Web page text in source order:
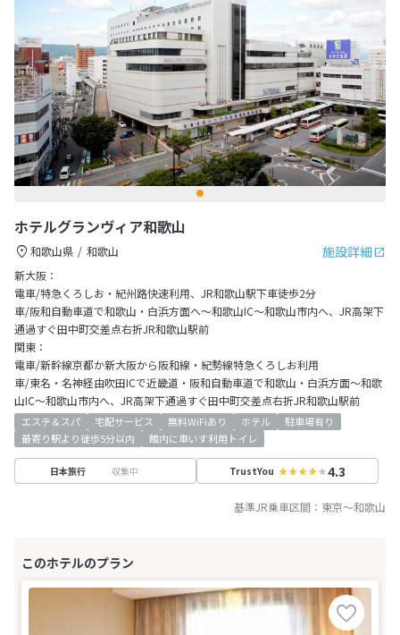
ホテルグランヴィア和歌山
施設詳細
和歌山県
和歌山
新大阪：
電車/特急くろしお・紀州路快速利用、JR和歌山駅下車徒歩2分
車/阪和自動車道で和歌山・白浜方面へ～和歌山IC～和歌山市内へ、JR高架下
通過すぐ田中町交差点右折JR和歌山駅前
関東：
電車/新幹線京都か新大阪から阪和線・紀勢線特急くろしお利用
車/東名・名神経由吹田ICで近畿道・阪和自動車道で和歌山・白浜方面～和歌
山IC～和歌山市内へ、JR高架下通過すぐ田中町交差点右折JR和歌山駅前
エステ＆スパ 宅配サービス 無料WiFiあり ホテル
駐車場有り
最寄り駅より徒歩5分以内
館内に車いす利用トイレ
日本旅行 収集中 TrustYou 4.3
基準JR乗車区間： 東京～和歌山